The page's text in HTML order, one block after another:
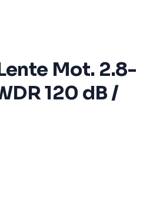
Mot. 2.8-
120 dB /